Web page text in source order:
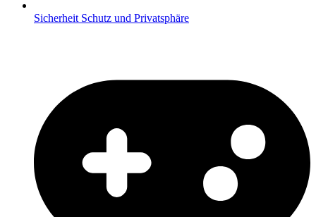
Sicherheit Schutz und Privatsphäre